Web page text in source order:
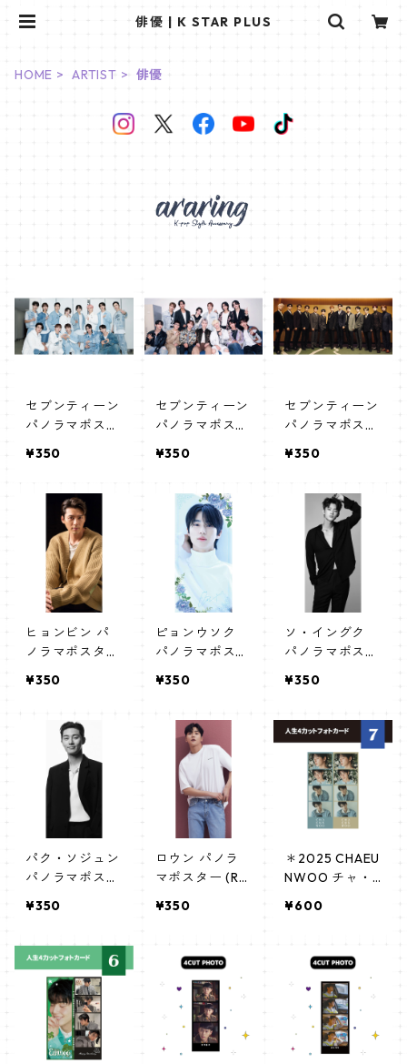
俳優 | K STAR PLUS
HOME ARTIST 俳優
セブンティーン
パノラマポスタ
N Poster) 700
enteen-06】
¥350
セブンティーン
パノラマポスタ
N Poster) 700
enteen-05】
¥350
セブンティーン
パノラマポスタ
N Poster) 700
enteen-03】
¥350
ヒョンビン パ
ノラマポスター
ter) 700*330
_01】
¥350
ピョンウソク
パノラマポスタ
OSEOK Poste
【Byeonwoos
eok_01】
¥350
ソ・イングク
パノラマポスタ
Poster) 700*3
guk-01】
¥350
パク・ソジュン
パノラマポスタ
UN Poster) 70
ark Seo Jun-0
1】
¥350
ロウン パノラ
マポスター (RO
700*330mm
¥350
＊2025 CHAEU
NWOO チャ・
グッズ ＊人生4
ード [K☆PARK
/ K-STAR PLUS
限定]
¥600